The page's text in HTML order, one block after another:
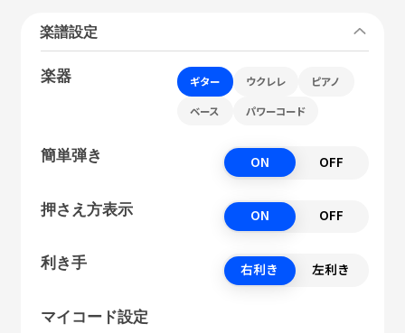
楽譜設定
楽器 ギター ウクレレ ピアノ
ベース パワーコード
簡単弾き ON OFF
押さえ方表示 ON OFF
利き手 右利き 左利き
マイコード設定